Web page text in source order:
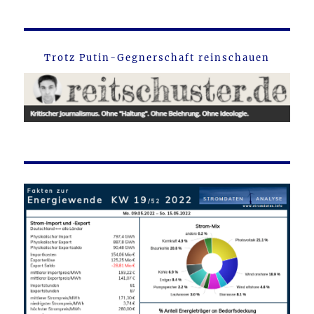
Trotz Putin-Gegnerschaft reinschauen